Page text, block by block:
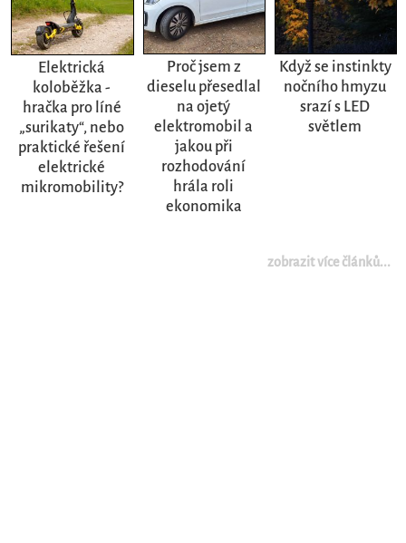
Elektrická
koloběžka -
hračka pro líné
„surikaty“, nebo
praktické řešení
elektrické
mikromobility?
Proč jsem z
dieselu přesedlal
na ojetý
elektromobil a
jakou při
rozhodování
hrála roli
ekonomika
Když se instinkty
nočního hmyzu
srazí s LED
světlem
zobrazit více článků...